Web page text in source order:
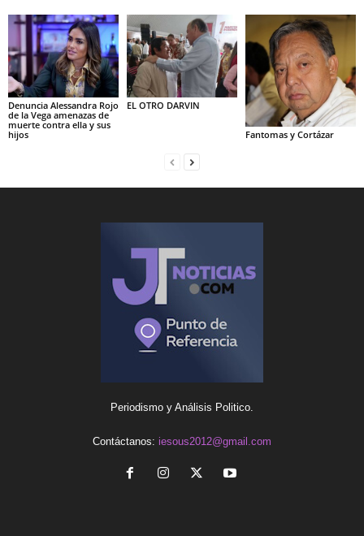
Denuncia Alessandra Rojo
de la Vega amenazas de
muerte contra ella y sus
hijos
EL OTRO DARVIN
Fantomas y Cortázar
Periodismo y Análisis Politico.
Contáctanos: iesous2012@gmail.com